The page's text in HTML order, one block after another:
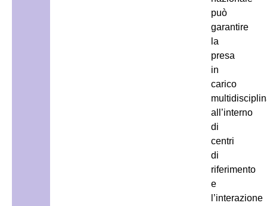
può
garantire
la
presa
in
carico
all’interno
di
centri
di
riferimento
e
l’interazione